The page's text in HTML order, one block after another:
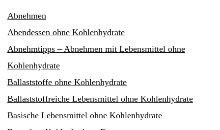
Abnehmen
Abendessen ohne Kohlenhydrate
Abnehmtipps – Abnehmen mit Lebensmittel ohne
Kohlenhydrate
Ballaststoffe ohne Kohlenhydrate
Ballaststoffreiche Lebensmittel ohne Kohlenhydrate
Basische Lebensmittel ohne Kohlenhydrate